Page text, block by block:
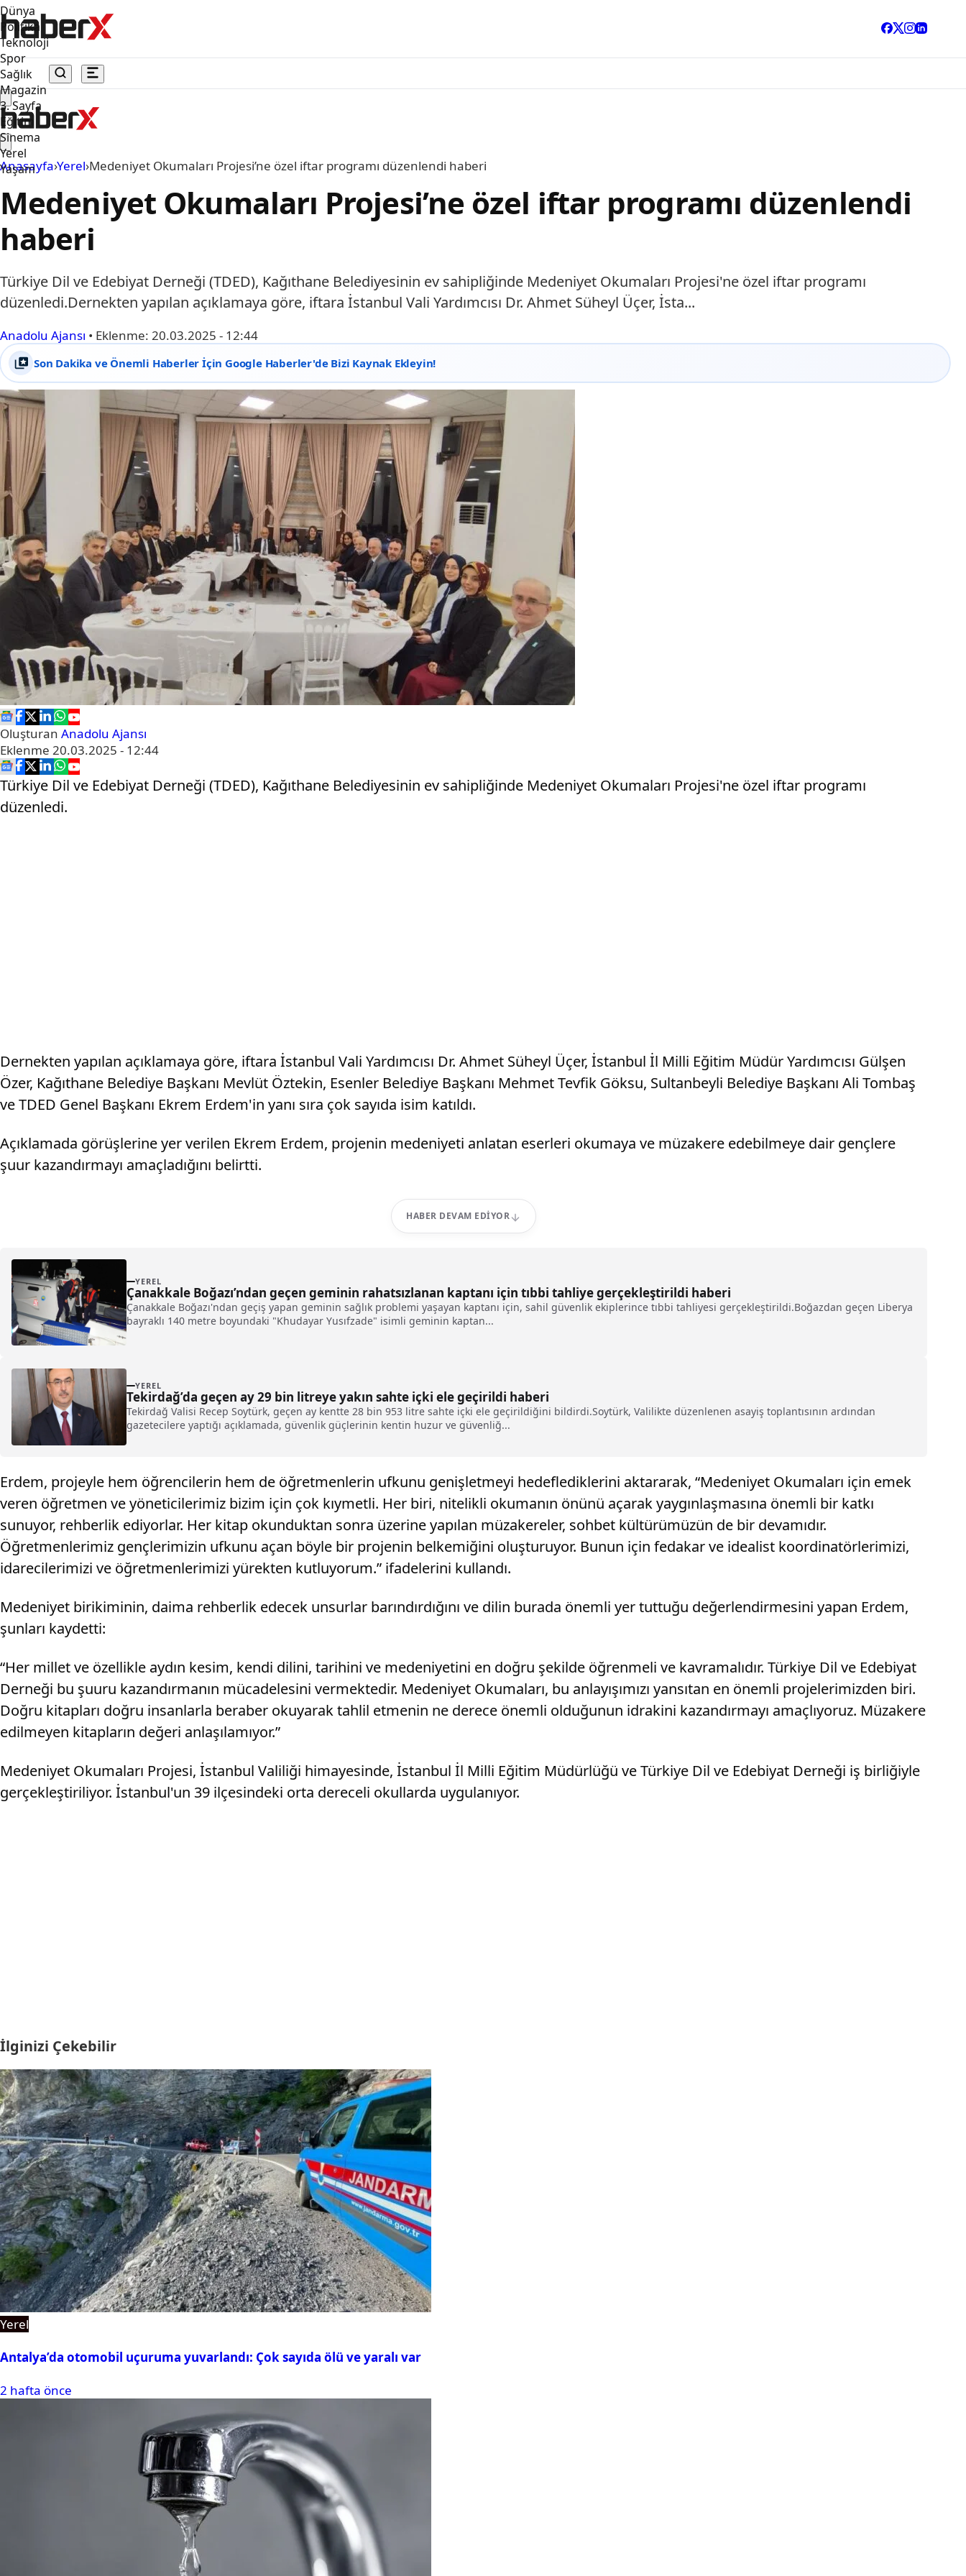
Dünya
Politika
Teknoloji
Spor
Sağlık
Magazin
3. Sayfa
Eğitim
Sinema
Yerel
Yaşam
Anasayfa›Yerel›Medeniyet Okumaları Projesi’ne özel iftar programı düzenlendi haberi
Medeniyet Okumaları Projesi’ne özel iftar programı düzenlendi
haberi
Türkiye Dil ve Edebiyat Derneği (TDED), Kağıthane Belediyesinin ev sahipliğinde Medeniyet Okumaları Projesi'ne özel iftar programı
düzenledi.Dernekten yapılan açıklamaya göre, iftara İstanbul Vali Yardımcısı Dr. Ahmet Süheyl Üçer, İsta...
Anadolu Ajansı • Eklenme: 20.03.2025 - 12:44
Son Dakika ve Önemli Haberler İçin Google Haberler'de Bizi Kaynak Ekleyin!
Oluşturan Anadolu Ajansı
Eklenme 20.03.2025 - 12:44
Türkiye Dil ve Edebiyat Derneği (TDED), Kağıthane Belediyesinin ev sahipliğinde Medeniyet Okumaları Projesi'ne özel iftar programı
düzenledi.
Dernekten yapılan açıklamaya göre, iftara İstanbul Vali Yardımcısı Dr. Ahmet Süheyl Üçer, İstanbul İl Milli Eğitim Müdür Yardımcısı Gülşen
Özer, Kağıthane Belediye Başkanı Mevlüt Öztekin, Esenler Belediye Başkanı Mehmet Tevfik Göksu, Sultanbeyli Belediye Başkanı Ali Tombaş
ve TDED Genel Başkanı Ekrem Erdem'in yanı sıra çok sayıda isim katıldı.
Açıklamada görüşlerine yer verilen Ekrem Erdem, projenin medeniyeti anlatan eserleri okumaya ve müzakere edebilmeye dair gençlere
şuur kazandırmayı amaçladığını belirtti.
HABER DEVAM EDIYOR
YEREL
Çanakkale Boğazı’ndan geçen geminin rahatsızlanan kaptanı için tıbbi tahliye gerçekleştirildi haberi
Çanakkale Boğazı'ndan geçiş yapan geminin sağlık problemi yaşayan kaptanı için, sahil güvenlik ekiplerince tıbbi tahliyesi gerçekleştirildi.Boğazdan geçen Liberya
bayraklı 140 metre boyundaki "Khudayar Yusıfzade" isimli geminin kaptan...
YEREL
Tekirdağ’da geçen ay 29 bin litreye yakın sahte içki ele geçirildi haberi
Tekirdağ Valisi Recep Soytürk, geçen ay kentte 28 bin 953 litre sahte içki ele geçirildiğini bildirdi.Soytürk, Valilikte düzenlenen asayiş toplantısının ardından
gazetecilere yaptığı açıklamada, güvenlik güçlerinin kentin huzur ve güvenliğ...
Erdem, projeyle hem öğrencilerin hem de öğretmenlerin ufkunu genişletmeyi hedeflediklerini aktararak, “Medeniyet Okumaları için emek
veren öğretmen ve yöneticilerimiz bizim için çok kıymetli. Her biri, nitelikli okumanın önünü açarak yaygınlaşmasına önemli bir katkı
sunuyor, rehberlik ediyorlar. Her kitap okunduktan sonra üzerine yapılan müzakereler, sohbet kültürümüzün de bir devamıdır.
Öğretmenlerimiz gençlerimizin ufkunu açan böyle bir projenin belkemiğini oluşturuyor. Bunun için fedakar ve idealist koordinatörlerimizi,
idarecilerimizi ve öğretmenlerimizi yürekten kutluyorum.” ifadelerini kullandı.
Medeniyet birikiminin, daima rehberlik edecek unsurlar barındırdığını ve dilin burada önemli yer tuttuğu değerlendirmesini yapan Erdem,
şunları kaydetti:
“Her millet ve özellikle aydın kesim, kendi dilini, tarihini ve medeniyetini en doğru şekilde öğrenmeli ve kavramalıdır. Türkiye Dil ve Edebiyat
Derneği bu şuuru kazandırmanın mücadelesini vermektedir. Medeniyet Okumaları, bu anlayışımızı yansıtan en önemli projelerimizden biri.
Doğru kitapları doğru insanlarla beraber okuyarak tahlil etmenin ne derece önemli olduğunun idrakini kazandırmayı amaçlıyoruz. Müzakere
edilmeyen kitapların değeri anlaşılamıyor.”
Medeniyet Okumaları Projesi, İstanbul Valiliği himayesinde, İstanbul İl Milli Eğitim Müdürlüğü ve Türkiye Dil ve Edebiyat Derneği iş birliğiyle
gerçekleştiriliyor. İstanbul'un 39 ilçesindeki orta dereceli okullarda uygulanıyor.
İlginizi Çekebilir
Yerel
Antalya’da otomobil uçuruma yuvarlandı: Çok sayıda ölü ve yaralı var
2 hafta önce